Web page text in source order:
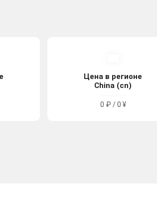
Цена в регионе
China (cn)
0 ₽ / 0 ¥